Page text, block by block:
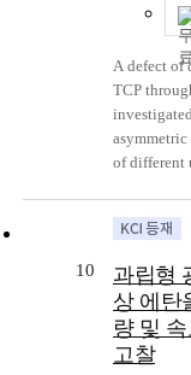
의 국경
는 AI와
쟁력을 확
도 불구하
스의 자유
진하기보
권위주의
이용할 가
한 미국
사용을 자
고하고 중
적으로 대
서 보듯이
Post
thrombosis
The
were
pregnancy
standing
tendency,
therapy
tried in
vein,
A defect of
TCP
of different
traffic, the
the
data
solve these
terminal
10
과립형
상 에탄
량 및
고찰